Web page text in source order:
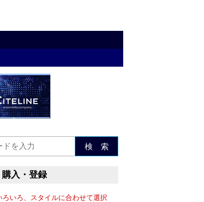
検 索
購入・登録
ろいろ、スタイルに合わせて選択